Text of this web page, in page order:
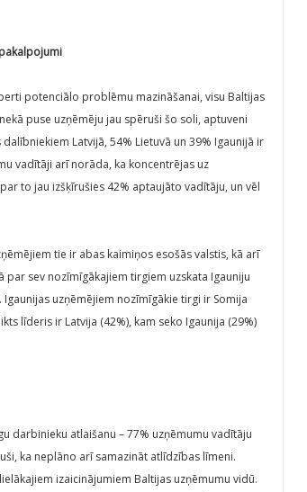
potenciālo problēmu mazināšanai, visu Baltijas
puse uzņēmēju jau spēruši šo soli, aptuveni
Latvijā, 54% Lietuvā un 39% Igaunijā ir
vadītāji arī norāda, ka koncentrējas uz
to jau izšķīrušies 42% aptaujāto vadītāju, un vēl
tie ir abas kaimiņos esošās valstis, kā arī
par sev nozīmīgākajiem tirgiem uzskata Igauniju
Igaunijas uzņēmējiem nozīmīgākie tirgi ir Somija
līderis ir Latvija (42%), kam seko Igaunija (29%)
darbinieku atlaišanu – 77% uzņēmumu vadītāju
ka neplāno arī samazināt atlīdzības līmeni.
izaicinājumiem Baltijas uzņēmumu vidū.